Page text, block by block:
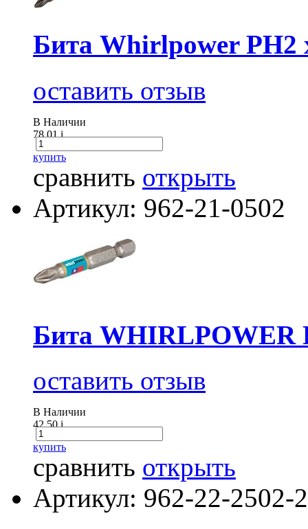
Бита Whirlpower PН2
оставить отзыв
В Наличии
78.01i
купить
сравнить открыть
Артикул: 962-21-0502
Бита WHIRLPOWER
оставить отзыв
В Наличии
42.50i
купить
сравнить открыть
Артикул: 962-22-2502-2